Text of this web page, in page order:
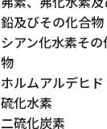
鉛及びその化合物
シアン化水素そ
物
ホルムアルデヒド
硫化水素
二硫化炭素